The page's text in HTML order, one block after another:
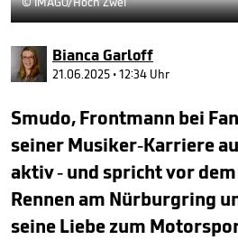
Bianca Garloff
21.06.2025 • 12:34 Uhr
Smudo, Frontmann bei
seiner Musiker-Karriere
aktiv - und spricht vor
Rennen am Nürburgring
seine Liebe zum